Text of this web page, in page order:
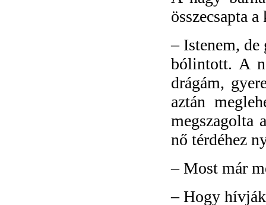
összecsapta a
– Istenem,
bólintott. A
drágám,
aztán
megszagolta
nő térdéhez
–Most már
–Hogy